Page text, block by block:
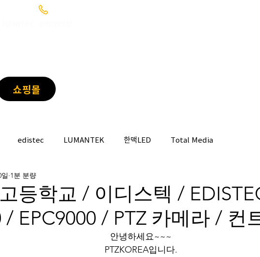
쇼핑몰
edistec LUMANTEK 한맥LED Total Media
등학교 / 이디스텍 /
/ EPC9000 / PTZ 카메라 / 컨
1분 분량
안녕하세요~~~
PTZKOREA입니다.